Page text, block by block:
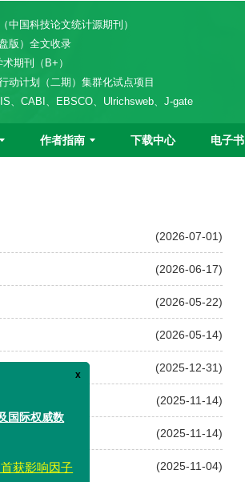
中国科技论文统计源期刊）
版）全文收录
期刊（B+）
动计划（二期）集群化试点项目
、CABI、EBSCO、Ulrichsweb、J-gate
作者指南 下载中心 电子书
(2026-07-01)
(2026-06-17)
(2026-05-22)
(2026-05-14)
(2025-12-31)
(2025-11-14)
(2025-11-14)
顺利举行 (2025-11-04)
威数